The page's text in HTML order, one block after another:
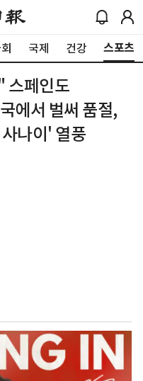
국제 건강 스포츠
스페인도
에서 벌써 품절,
나이' 열풍